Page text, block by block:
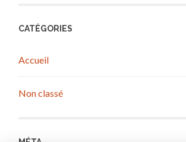
CATÉGORIES
Accueil
Non classé